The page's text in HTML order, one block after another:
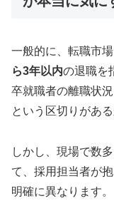
一般的に、転職市
ら3年以内の退職を
卒就職者の離職状
という区切りがある
しかし、現場で数
て、採用担当者が
明確に異なります。